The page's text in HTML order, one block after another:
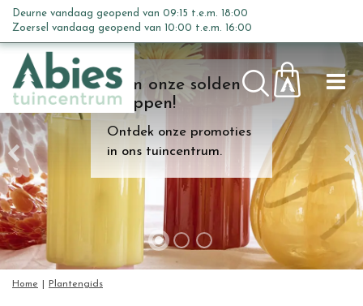
n
c
o
n
t
e
n
t
Kom onze solden
shoppen!
Ontdek onze promoties
in ons tuincentrum.
Home Plantengids
Deurne vandaag geopend van 09:15 t.e.m. 18:00
Zoersel vandaag geopend van 10:00 t.e.m. 16:00